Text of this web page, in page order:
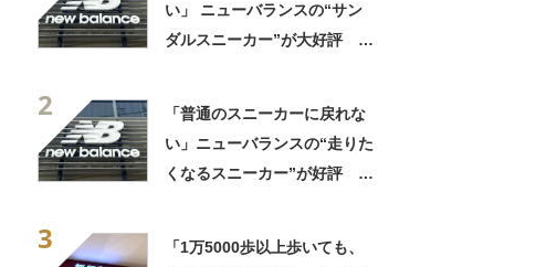
い」 ニューバランスの“サン
ダルスニーカー”が大好評
2
「普通のスニーカーに戻れな
い」ニューバランスの“走りた
くなるスニーカー”が好評
3
「1万5000歩以上歩いても、